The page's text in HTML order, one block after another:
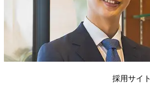
採用サイト